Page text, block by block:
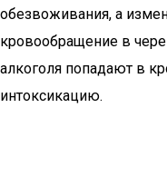
обезвоживания, а
кровообращение в
алкоголя попадают в
интоксикацию.